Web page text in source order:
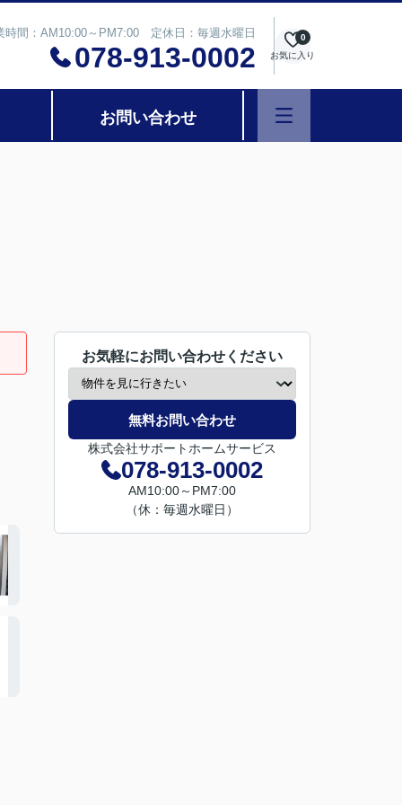
時間：AM10:00～PM7:00 定休日：毎週水曜日
078-913-0002 お気に入り
0
お問い合わせ
お気軽にお問い合わせください
無料お問い合わせ
株式会社サポートホームサービス
078-913-0002
AM10:00～PM7:00
（休：毎週水曜日）